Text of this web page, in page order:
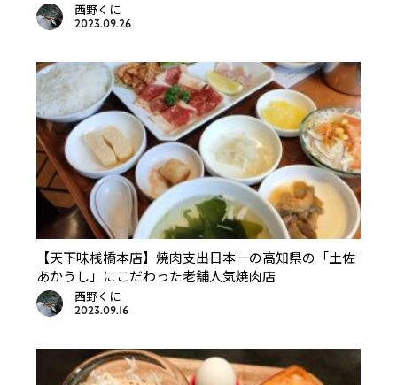
西野くに
2023.09.26
【天下味桟橋本店】焼肉支出日本一の高知県の「土佐
あかうし」にこだわった老舗人気焼肉店
西野くに
2023.09.16